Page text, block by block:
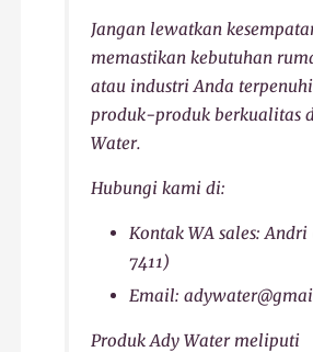
Jangan lewatkan
memastikan kebutuhan
atau industri Anda
produk-produk berkualitas
Water.
Hubungi kami di:
Kontak WA sales: Andri
7411)
Email:
Produk Ady Water meliputi